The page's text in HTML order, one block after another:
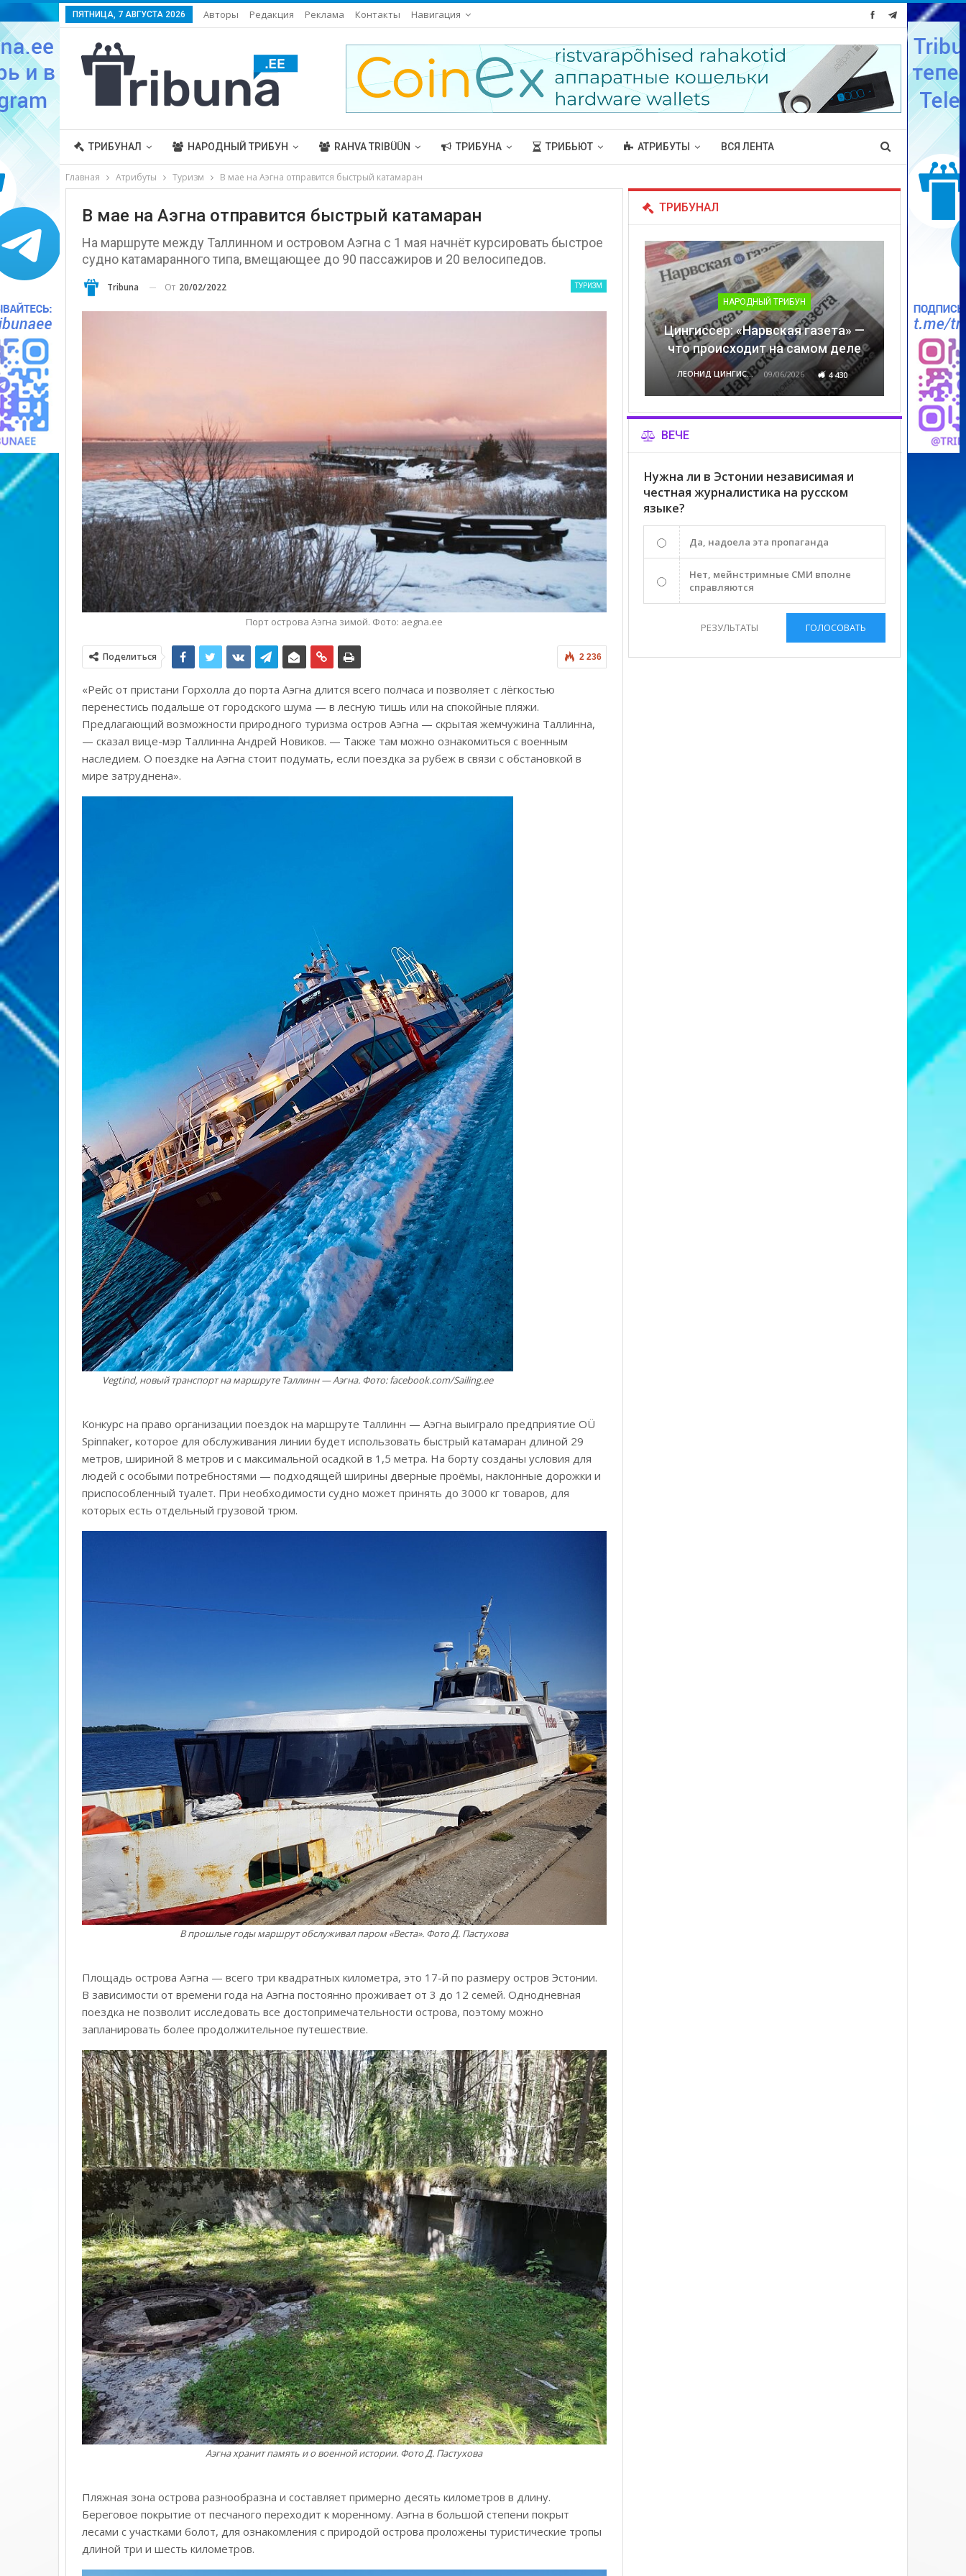
ПЯТНИЦА, 7 АВГУСТА 2026 Авторы Редакция Реклама Контакты Навигация
ТРИБУНАЛ НАРОДНЫЙ ТРИБУН RAHVA TRIBÜÜN ТРИБУНА ТРИБЬЮТ АТРИБУТЫ ВСЯ ЛЕНТА
Главная Атрибуты Туризм В мае на Аэгна отправится быстрый катамаран
В мае на Аэгна отправится быстрый катамаран
На маршруте между Таллинном и островом Аэгна с 1 мая начнёт курсировать быстрое
судно катамаранного типа, вмещающее до 90 пассажиров и 20 велосипедов.
ТУРИЗМ
Tribuna От 20/02/2022
Порт острова Аэгна зимой. Фото: aegna.ee
2 236
Поделиться
«Рейс от пристани Горхолла до порта Аэгна длится всего полчаса и позволяет с лёгкостью
перенестись подальше от городского шума — в лесную тишь или на спокойные пляжи.
Предлагающий возможности природного туризма остров Аэгна — скрытая жемчужина Таллинна,
— сказал вице-мэр Таллинна Андрей Новиков. — Также там можно ознакомиться с военным
наследием. О поездке на Аэгна стоит подумать, если поездка за рубеж в связи с обстановкой в
мире затруднена».
Vegtind, новый транспорт на маршруте Таллинн — Аэгна. Фото: facebook.com/Sailing.ee
Конкурс на право организации поездок на маршруте Таллинн — Аэгна выиграло предприятие OÜ
Spinnaker, которое для обслуживания линии будет использовать быстрый катамаран длиной 29
метров, шириной 8 метров и с максимальной осадкой в 1,5 метра. На борту созданы условия для
людей с особыми потребностями — подходящей ширины дверные проёмы, наклонные дорожки и
приспособленный туалет. При необходимости судно может принять до 3000 кг товаров, для
которых есть отдельный грузовой трюм.
В прошлые годы маршрут обслуживал паром «Веста». Фото Д. Пастухова
Площадь острова Аэгна — всего три квадратных километра, это 17-й по размеру остров Эстонии.
В зависимости от времени года на Аэгна постоянно проживает от 3 до 12 семей. Однодневная
поездка не позволит исследовать все достопримечательности острова, поэтому можно
запланировать более продолжительное путешествие.
Аэгна хранит память и о военной истории. Фото Д. Пастухова
Пляжная зона острова разнообразна и составляет примерно десять километров в длину.
Береговое покрытие от песчаного переходит к моренному. Аэгна в большой степени покрыт
лесами с участками болот, для ознакомления с природой острова проложены туристические тропы
длиной три и шесть километров.
ТРИБУНАЛ
НАРОДНЫЙ ТРИБУН
Цингиссер: «Нарвская газета» —
что происходит на самом деле
ЛЕОНИД ЦИНГИССЕР 09/06/2026 4 430
ВЕЧЕ
Нужна ли в Эстонии независимая и
честная журналистика на русском
языке?
Да, надоела эта пропаганда
Нет, мейнстримные СМИ вполне
справляются
РЕЗУЛЬТАТЫ ГОЛОСОВАТЬ